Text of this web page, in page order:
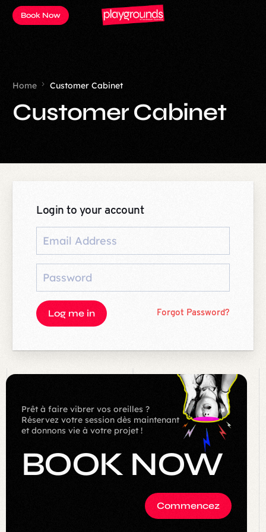
Book Now
Home Customer Cabinet
Customer Cabinet
Login to your account
Log me in Forgot Password?
Prêt à faire vibrer vos oreilles ?
Réservez votre session dès maintenant
et donnons vie à votre projet !
BOOK NOW
Commencez